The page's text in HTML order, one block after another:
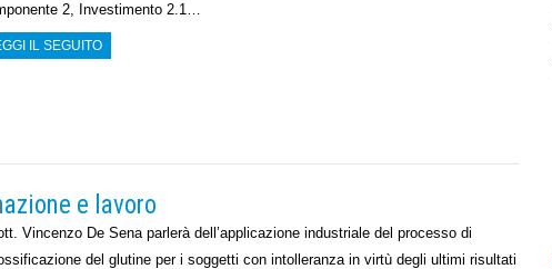
2, Investimento 2.1…
IL SEGUITO
e lavoro
Vincenzo De Sena parlerà dell’applicazione industriale del processo di
del glutine per i soggetti con intolleranza in virtù degli ultimi risultati